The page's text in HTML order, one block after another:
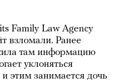
Family Law Agency
взломали. Ранее
там информацию
уклоняться
этим занимается дочь